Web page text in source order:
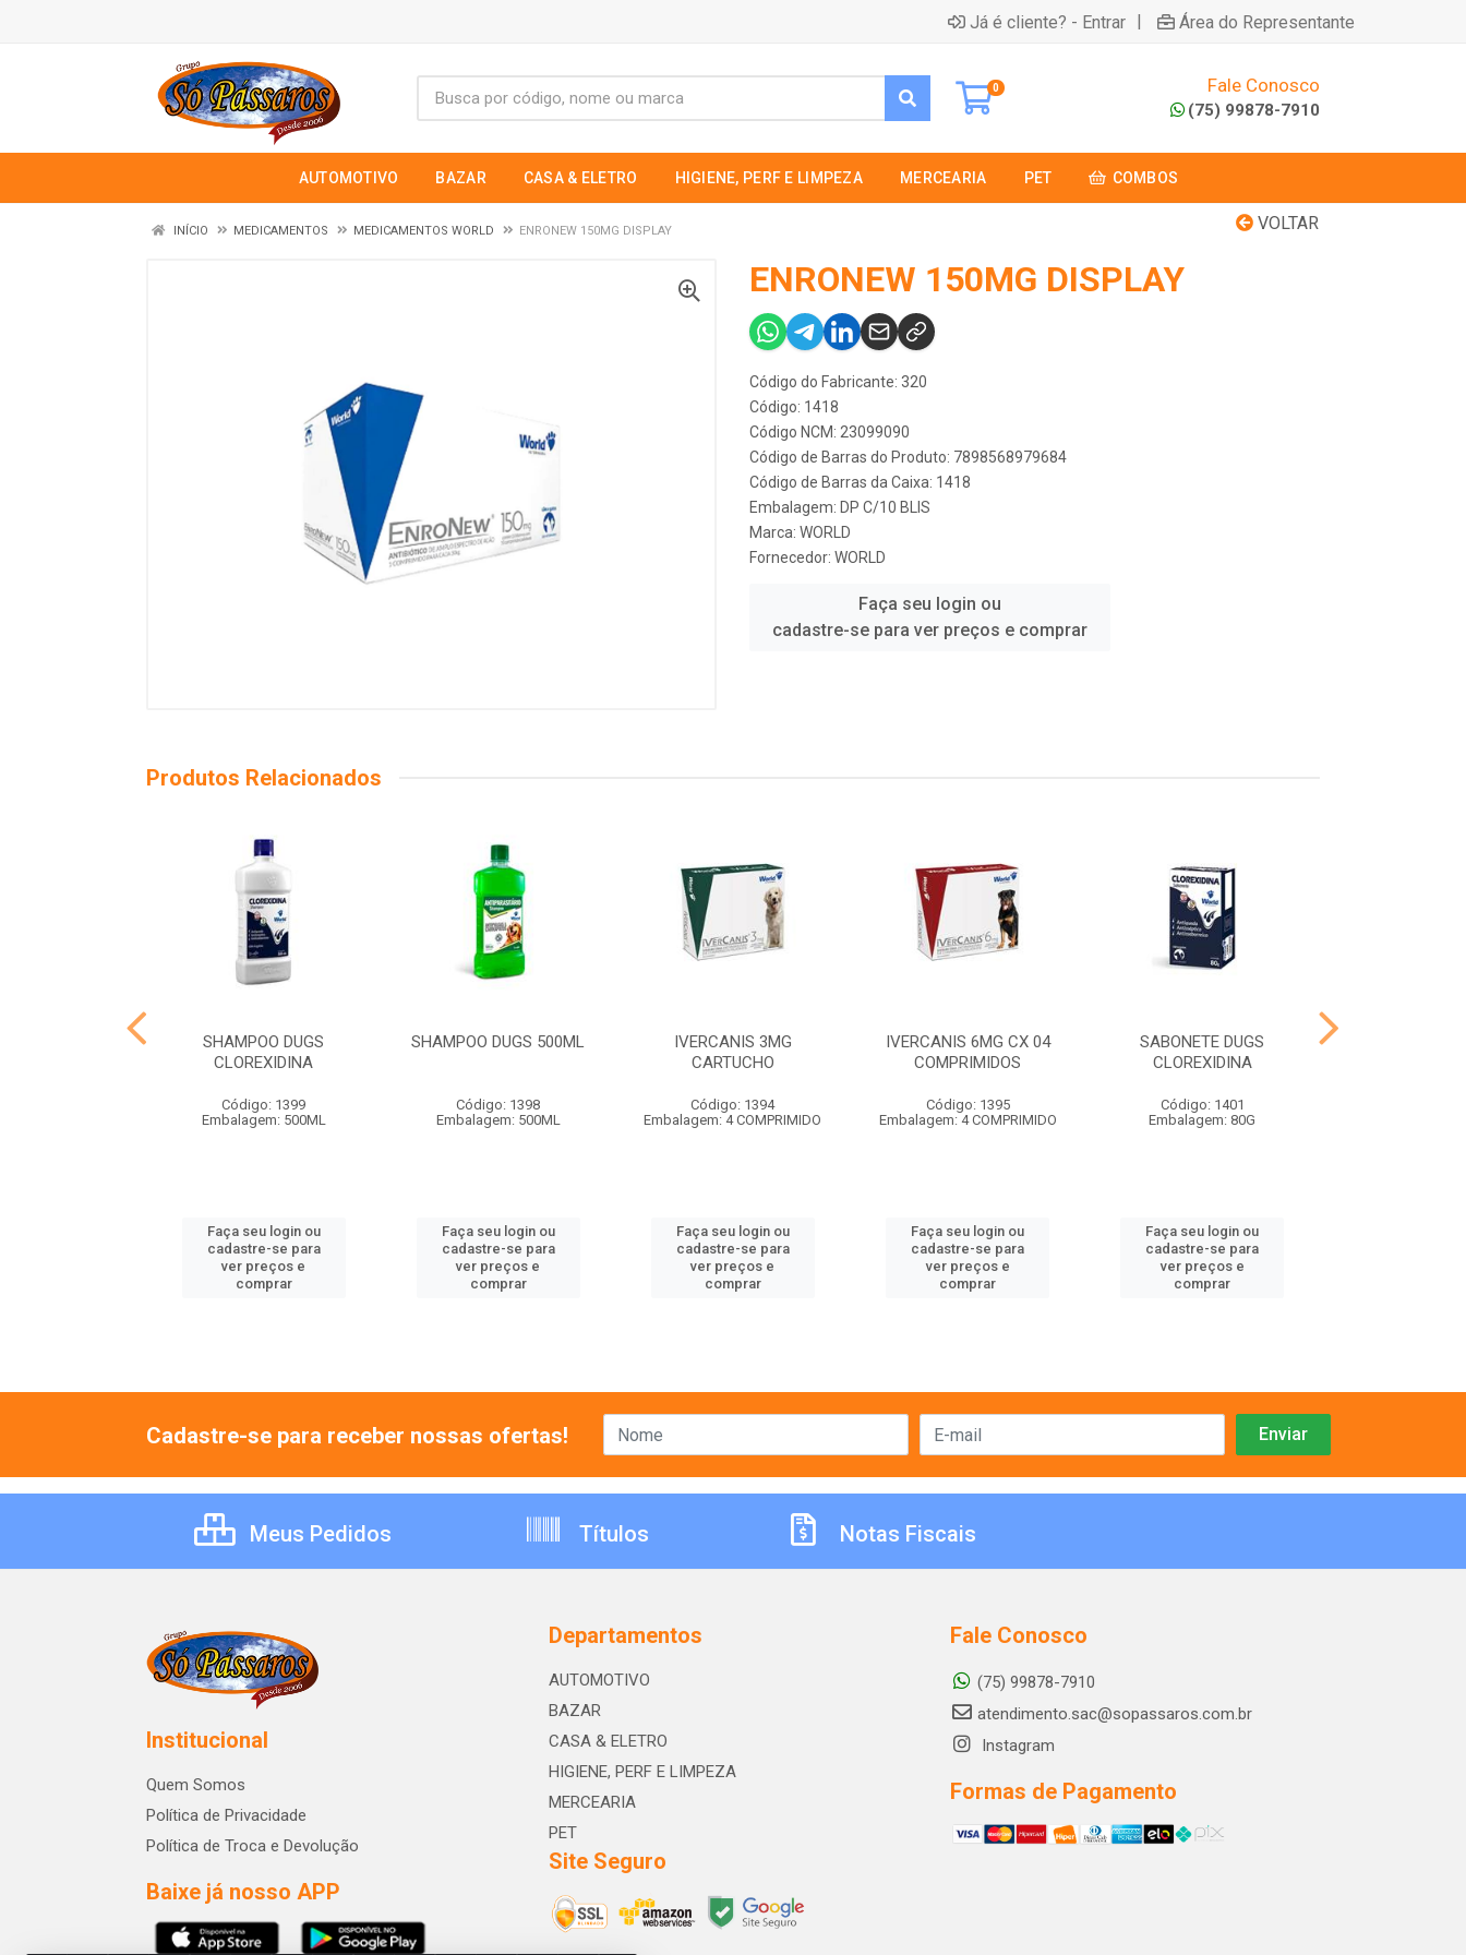
Já é cliente? - Entrar | Área do Representante
0 Fale Conosco
(75) 99878-7910
AUTOMOTIVO BAZAR CASA & ELETRO HIGIENE, PERF E LIMPEZA MERCEARIA PET COMBOS
VOLTAR
INÍCIO MEDICAMENTOS MEDICAMENTOS WORLD ENRONEW 150MG DISPLAY
ENRONEW 150MG DISPLAY
Código do Fabricante: 320
Código: 1418
Código NCM: 23099090
Código de Barras do Produto: 7898568979684
Código de Barras da Caixa: 1418
Embalagem: DP C/10 BLIS
Marca: WORLD
Fornecedor: WORLD
Faça seu login ou
cadastre-se para ver preços e comprar
Produtos Relacionados
SHAMPOO DUGS
CLOREXIDINA
Código: 1399
Embalagem: 500ML
Faça seu login ou
cadastre-se para
ver preços e
comprar
SHAMPOO DUGS 500ML
Código: 1398
Embalagem: 500ML
Faça seu login ou
cadastre-se para
ver preços e
comprar
IVERCANIS 3MG
CARTUCHO
Código: 1394
Embalagem: 4 COMPRIMIDO
Faça seu login ou
cadastre-se para
ver preços e
comprar
IVERCANIS 6MG CX 04
COMPRIMIDOS
Código: 1395
Embalagem: 4 COMPRIMIDO
Faça seu login ou
cadastre-se para
ver preços e
comprar
SABONETE DUGS
CLOREXIDINA
Código: 1401
Embalagem: 80G
Faça seu login ou
cadastre-se para
ver preços e
comprar
Cadastre-se para receber nossas ofertas!
Meus Pedidos Títulos Notas Fiscais
Institucional
Quem Somos
Política de Privacidade
Política de Troca e Devolução
Baixe já nosso APP
Departamentos
AUTOMOTIVO
BAZAR
CASA & ELETRO
HIGIENE, PERF E LIMPEZA
MERCEARIA
PET
Site Seguro
Fale Conosco
(75) 99878-7910
atendimento.sac@sopassaros.com.br
Instagram
Formas de Pagamento